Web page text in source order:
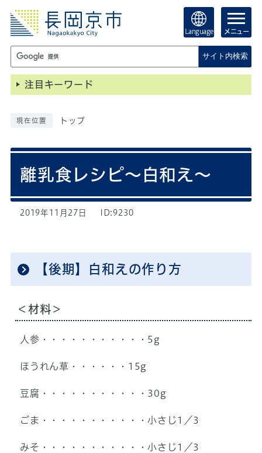
Language メニュー
サイト内検索
注目キーワード
現在位置 トップ
離乳食レシピ～白和え～
2019年11月27日 ID:9230
【後期】白和えの作り方
＜材料＞
人参・・・・・・・・・・・5g
ほうれん草・・・・・・15g
豆腐・・・・・・・・・・・30g
ごま・・・・・・・・・・・小さじ1／3
みそ・・・・・・・・・・・小さじ1／3